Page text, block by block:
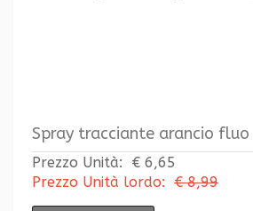
Spray tracciante arancio
Prezzo Unità:
€ 6,65
Prezzo Unità lordo: € 8,99